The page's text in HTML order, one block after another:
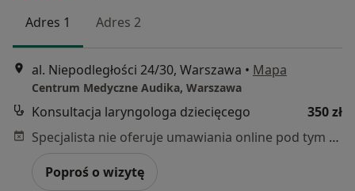
Adres 1 Adres 2
al. Niepodległości 24/30, Warszawa • Mapa
Centrum Medyczne Audika, Warszawa
Konsultacja laryngologa dziecięcego
350 zł
Specjalista nie oferuje umawiania online pod tym adresem.
Poproś o wizytę